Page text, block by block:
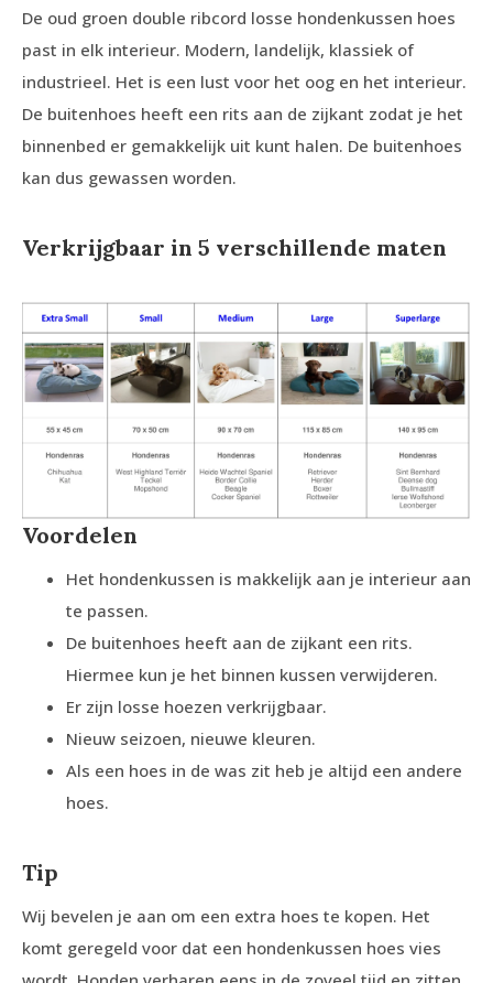
De oud groen double ribcord losse hondenkussen hoes
past in elk interieur. Modern, landelijk, klassiek of
industrieel. Het is een lust voor het oog en het interieur.
De buitenhoes heeft een rits aan de zijkant zodat je het
binnenbed er gemakkelijk uit kunt halen. De buitenhoes
kan dus gewassen worden.
Verkrijgbaar in 5 verschillende maten
Voordelen
Het hondenkussen is makkelijk aan je interieur aan
te passen.
De buitenhoes heeft aan de zijkant een rits.
Hiermee kun je het binnen kussen verwijderen.
Er zijn losse hoezen verkrijgbaar.
Nieuw seizoen, nieuwe kleuren.
Als een hoes in de was zit heb je altijd een andere
hoes.
Tip
Wij bevelen je aan om een extra hoes te kopen. Het
komt geregeld voor dat een hondenkussen hoes vies